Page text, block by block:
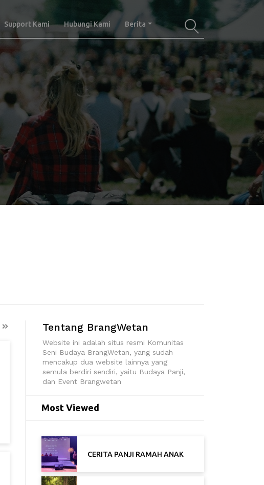
Support Kami Hubungi Kami Berita
Tentang BrangWetan
Website ini adalah situs resmi Komunitas
Seni Budaya BrangWetan, yang sudah
mencakup dua website lainnya yang
semula berdiri sendiri, yaitu Budaya Panji,
dan Event Brangwetan
Most Viewed
CERITA PANJI RAMAH ANAK